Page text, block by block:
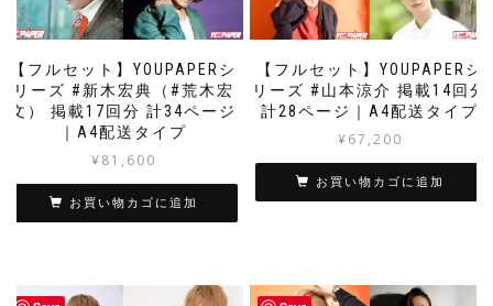
【フルセット】YOUPAPERシ
リーズ #新木宏典（#荒木宏
文） 掲載17回分 計34ページ
｜A4配送タイプ
¥81,600
お買い物カゴに追加
【フルセット】YOUPAPERシ
リーズ #山本涼介 掲載14回分
計28ページ｜A4配送タイプ
¥67,200
お買い物カゴに追加